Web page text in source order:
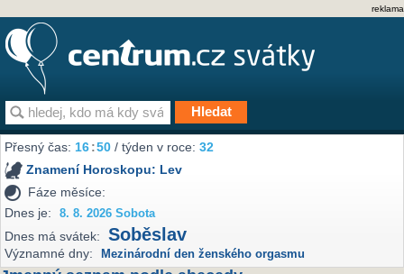
reklama
Přesný čas:16:50 / týden v roce:32
Znamení Horoskopu: Lev
Fáze měsíce:
Dnes je:
8. 8. 2026 Sobota
Dnes má svátek: Soběslav
Významné dny: Mezinárodní den ženského orgasmu